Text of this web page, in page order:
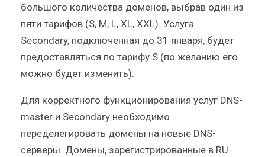
большого количества доменов, выбрав один из
пяти тарифов (S, M, L, XL, XXL). Услуга
Secondary, подключенная до 31 января, будет
предоставляться по тарифу S (по желанию его
можно будет изменить).
Для корректного функционирования услуг DNS-
master и Secondary необходимо
переделегировать домены на новые DNS-
серверы. Домены, зарегистрированные в RU-